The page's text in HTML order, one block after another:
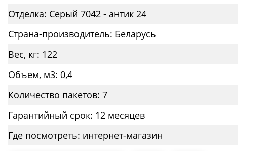
Отделка: Серый 7042 - антик 24
Страна-производитель: Беларусь
Вес, кг: 122
Объем, м3: 0,4
Количество пакетов: 7
Гарантийный срок: 12 месяцев
Где посмотреть: интернет-магазин